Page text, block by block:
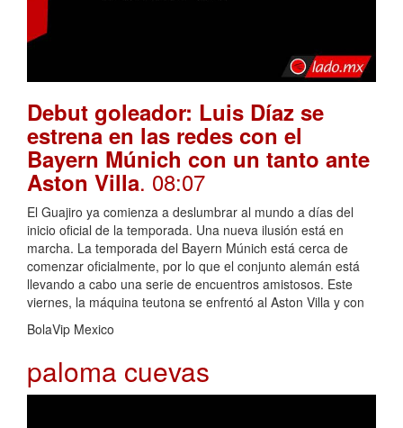
Debut goleador: Luis Díaz se
estrena en las redes con el
Bayern Múnich con un tanto ante
Aston Villa. 08:07
El Guajiro ya comienza a deslumbrar al mundo a días del
inicio oficial de la temporada. Una nueva ilusión está en
marcha. La temporada del Bayern Múnich está cerca de
comenzar oficialmente, por lo que el conjunto alemán está
llevando a cabo una serie de encuentros amistosos. Este
viernes, la máquina teutona se enfrentó al Aston Villa y con
BolaVip Mexico
paloma cuevas